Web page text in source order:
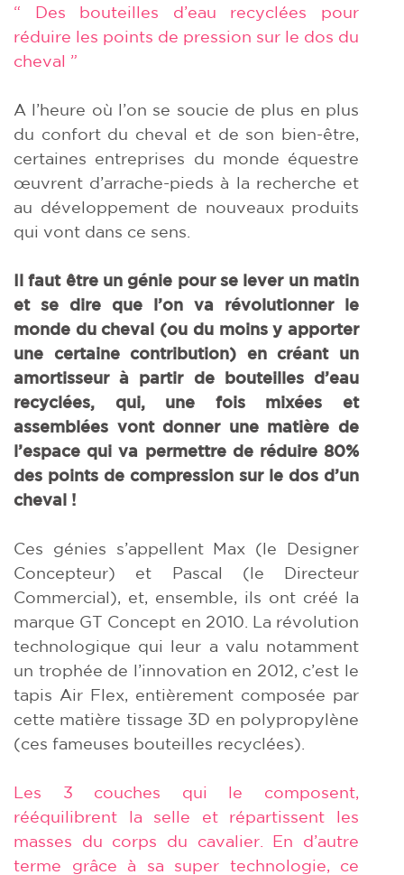
“ Des bouteilles d’eau recyclées pour
réduire les points de pression sur le dos du
cheval ”
A l’heure où l’on se soucie de plus en plus
du confort du cheval et de son bien-être,
certaines entreprises du monde équestre
œuvrent d’arrache-pieds à la recherche et
au développement de nouveaux produits
qui vont dans ce sens.
Il faut être un génie pour se lever un matin
et se dire que l’on va révolutionner le
monde du cheval (ou du moins y apporter
une certaine contribution) en créant un
amortisseur à partir de bouteilles d’eau
recyclées, qui, une fois mixées et
assemblées vont donner une matière de
l’espace qui va permettre de réduire 80%
des points de compression sur le dos d’un
cheval !
Ces génies s’appellent Max (le Designer
Concepteur) et Pascal (le Directeur
Commercial), et, ensemble, ils ont créé la
marque GT Concept en 2010. La révolution
technologique qui leur a valu notamment
un trophée de l’innovation en 2012, c’est le
tapis Air Flex, entièrement composée par
cette matière tissage 3D en polypropylène
(ces fameuses bouteilles recyclées).
Les 3 couches qui le composent,
rééquilibrent la selle et répartissent les
masses du corps du cavalier. En d’autre
terme grâce à sa super technologie, ce